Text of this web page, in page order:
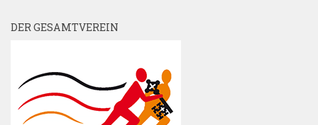
DER GESAMTVEREIN